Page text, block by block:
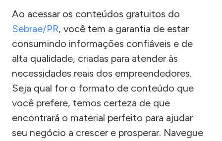
Ao acessar os conteúdos gratuitos do
Sebrae/PR, você tem a garantia de estar
consumindo informações confiáveis e de
alta qualidade, criadas para atender às
necessidades reais dos empreendedores.
Seja qual for o formato de conteúdo que
você prefere, temos certeza de que
encontrará o material perfeito para ajudar
seu negócio a crescer e prosperar. Navegue